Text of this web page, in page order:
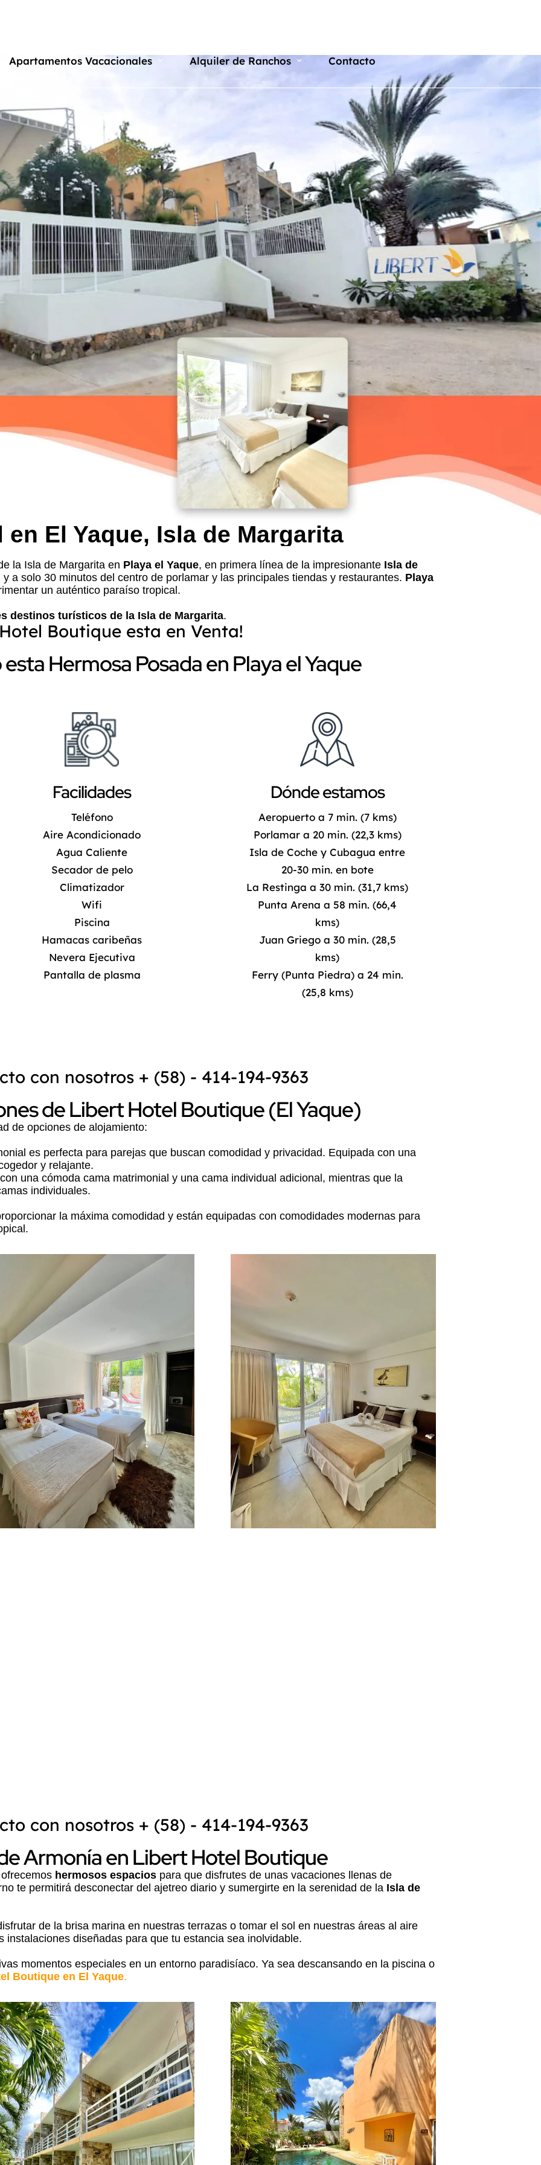
Apartamentos Vacacionales Alquiler de Ranchos Contacto
en El Yaque, Isla de Margarita
la Isla de Margarita en Playa el Yaque, en primera línea de la impresionante Isla de
a solo 30 minutos del centro de porlamar y las principales tiendas y restaurantes. Playa
un auténtico paraíso tropical.
destinos turísticos de la Isla de Margarita.
Boutique esta en Venta!
Hermosa Posada en Playa el Yaque
Facilidades
Teléfono
Aire Acondicionado
Agua Caliente
Secador de pelo
Climatizador
Wifi
Piscina
Hamacas caribeñas
Nevera Ejecutiva
Pantalla de plasma
Dónde estamos
Aeropuerto a 7 min. (7 kms)
Porlamar a 20 min. (22,3 kms)
Isla de Coche y Cubagua entre
20-30 min. en bote
La Restinga a 30 min. (31,7 kms)
Punta Arena a 58 min. (66,4
kms)
Juan Griego a 30 min. (28,5
kms)
Ferry (Punta Piedra) a 24 min.
(25,8 kms)
con nosotros + (58) - 414-194-9363
de Libert Hotel Boutique (El Yaque)
de opciones de alojamiento:
es perfecta para parejas que buscan comodidad y privacidad. Equipada con una
y relajante.
una cómoda cama matrimonial y una cama individual adicional, mientras que la
individuales.
la máxima comodidad y están equipadas con comodidades modernas para
con nosotros + (58) - 414-194-9363
Armonía en Libert Hotel Boutique
ofrecemos hermosos espacios para que disfrutes de unas vacaciones llenas de
te permitirá desconectar del ajetreo diario y sumergirte en la serenidad de la Isla de
de la brisa marina en nuestras terrazas o tomar el sol en nuestras áreas al aire
diseñadas para que tu estancia sea inolvidable.
momentos especiales en un entorno paradisíaco. Ya sea descansando en la piscina o
Boutique en El Yaque.